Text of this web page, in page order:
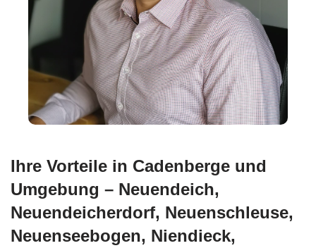
Ihre Vorteile in Cadenberge und
Umgebung – Neuendeich,
Neuendeicherdorf, Neuenschleuse,
Neuenseebogen, Niendieck,